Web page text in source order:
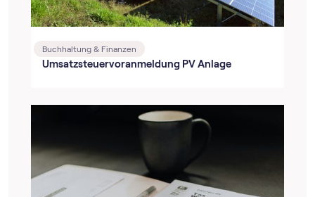
Buchhaltung & Finanzen
Umsatz­steuer­voranmeldung PV Anlage